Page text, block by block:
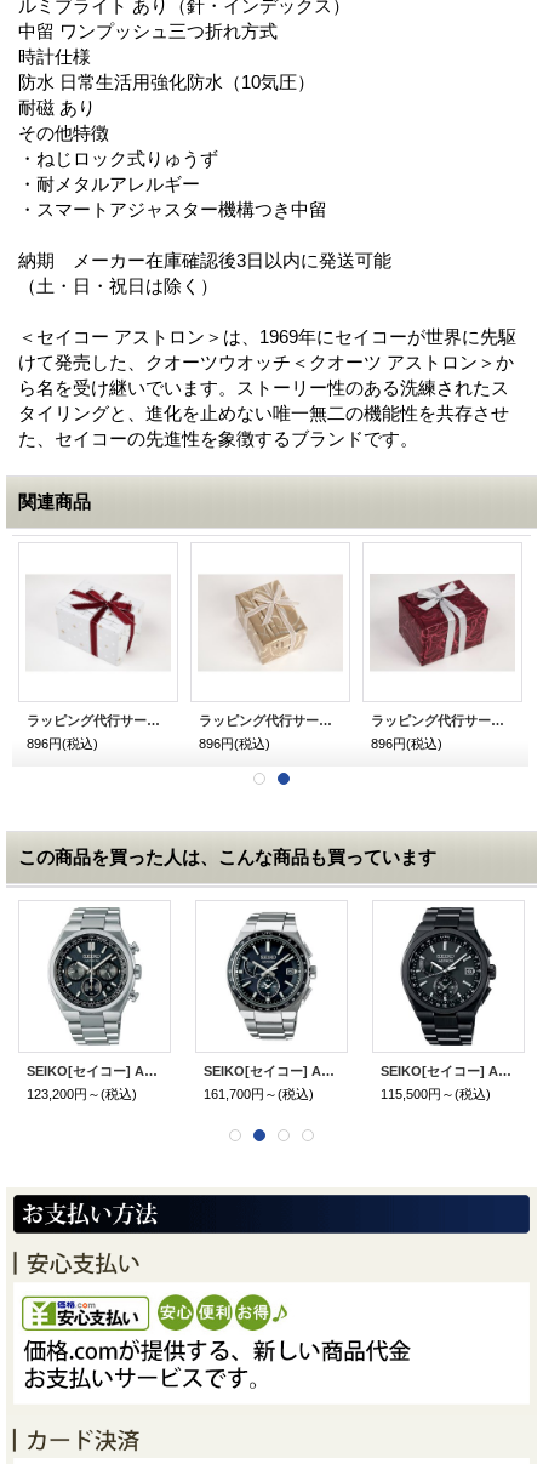
ルミブライト あり（針・インデックス）
中留 ワンプッシュ三つ折れ方式
時計仕様
防水 日常生活用強化防水（10気圧）
耐磁 あり
その他特徴
・ねじロック式りゅうず
・耐メタルアレルギー
・スマートアジャスター機構つき中留
納期 メーカー在庫確認後3日以内に発送可能
（土・日・祝日は除く）
＜セイコー アストロン＞は、1969年にセイコーが世界に先駆
けて発売した、クオーツウオッチ＜クオーツ アストロン＞か
ら名を受け継いでいます。ストーリー性のある洗練されたス
タイリングと、進化を止めない唯一無二の機能性を共存させ
た、セイコーの先進性を象徴するブランドです。
関連商品
ラッピング代行サービス ホワイデー・入学御祝い用 シャイニースター ホワイト
896円(税込)
ラッピング代行サービス ホワイデー・入学御祝い用 ランダム・ライン
896円(税込)
ラッピング代行サービス ホワイデー・入学御祝い用 バーガン・ディ
896円(税込)
この商品を買った人は、こんな商品も買っています
SEIKO[セイコー] ASTRON[アストロン] SBXY097 NEXTER（ネクスター）ソーラー電波修正 クロノグラフ メンズモデル 正規品
123,200円～(税込)
SEIKO[セイコー] ASTRON[アストロン] SBXY039 ソーラー電波ワールドタイム NEXTER(ネクスター) メンズモデル 正規品
161,700円～(税込)
SEIKO[セイコー] ASTRON[アストロン] SBXY087 NEXTER(ネクスター) ソーラー電波修正 メンズモデル 正規品
115,500円～(税込)